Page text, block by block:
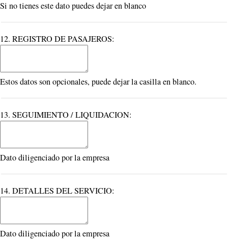
Si no tienes este dato puedes dejar en blanco
12. REGISTRO DE PASAJEROS:
Estos datos son opcionales, puede dejar la casilla en blanco.
13. SEGUIMIENTO / LIQUIDACION:
Dato diligenciado por la empresa
14. DETALLES DEL SERVICIO:
Dato diligenciado por la empresa